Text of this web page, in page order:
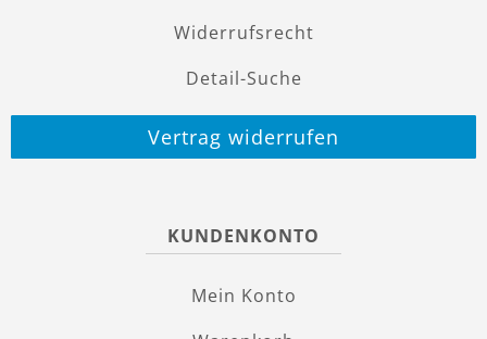
Widerrufsrecht
Detail-Suche
Vertrag widerrufen
KUNDENKONTO
Mein Konto